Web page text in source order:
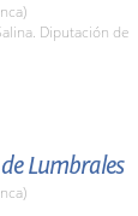
Diputación de
Lumbrales